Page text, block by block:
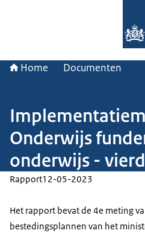
Home Documenten
Onderwijs
onderwijs -
Rapport12-05-2023
Het rapport bevat de 4e meting
bestedingsplannen van het